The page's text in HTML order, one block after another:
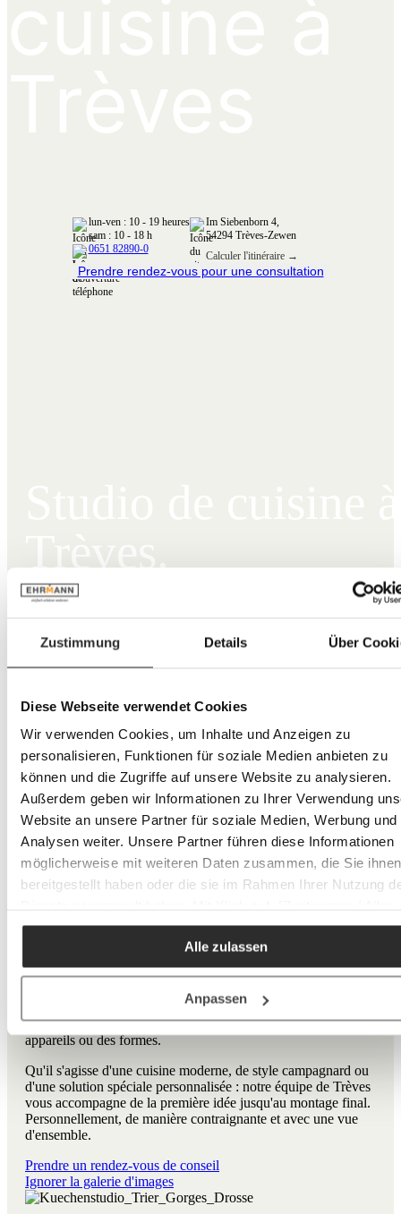
Zustimmung Details Über
Diese Webseite verwendet Cookies
Wir verwenden Cookies, um Inhalte und Anzeigen zu
personalisieren, Funktionen für soziale Medien anbieten zu
können und die Zugriffe auf unsere Website zu analysieren.
Außerdem geben wir Informationen zu Ihrer Verwendung
Website an unsere Partner für soziale Medien, Werbung und
Analysen weiter. Unsere Partner führen diese Informationen
möglicherweise mit weiteren Daten zusammen, die Sie ihnen
bereitgestellt haben oder die sie im Rahmen Ihrer Nutzung
akzeptieren / etc.]“ erteilen Sie Ihre Einwilligung auch in die
Weitergabe über Ihr Verhalten in unserem Shop an unseren
Partner, die shopware AG (Ebbinghoff 10, 48624
Deutschland), die diese Daten Ihnen nicht persönlich
Produktverbesserungen, Marktverhaltensanalysen)
Alle zulassen
Anpassen
lun-ven : 10 - 19 heures
sam : 10 - 18 h
0651 82890-0
Im Siebenborn 4,
54294 Trèves-Zewen
Calculer l'itinéraire →
Prendre rendez-vous pour une consultation
Trèves.
0651 82890-0
Im Siebenborn 4,
Calculer l'itinéraire →
Prendre rendez-vous pour une consultation
Votre studio de cuisine à
Trèves pour une planification
de cuisine individuelle
Dans notre studio de cuisines à Trèves, nous ne planifions pas
les cuisines selon un schéma, mais selon le quotidien. Nous
parlons des habitudes, des processus et de ce qui est vraiment
important pour vous - avant de parler des façades, des
appareils ou des formes.
Qu'il s'agisse d'une cuisine moderne, de style campagnard ou
d'une solution spéciale personnalisée : notre équipe de Trèves
vous accompagne de la première idée jusqu'au montage final.
Personnellement, de manière contraignante et avec une vue
d'ensemble.
Prendre un rendez-vous de conseil
Ignorer la galerie d'images